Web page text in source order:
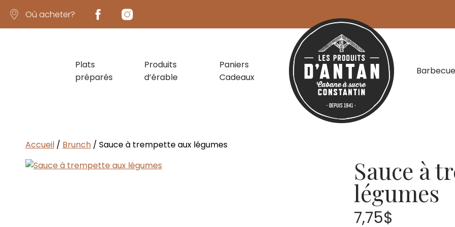
Où acheter?
Plats
préparés
Produits
d’érable
Paniers
Cadeaux
Barbecue
Accueil / Brunch / Sauce à trempette aux légumes
Sauce à
légumes
7,75$